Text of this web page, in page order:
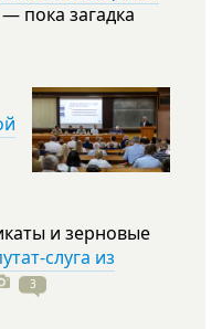
— пока загадка
и зерновые
слуга из
3